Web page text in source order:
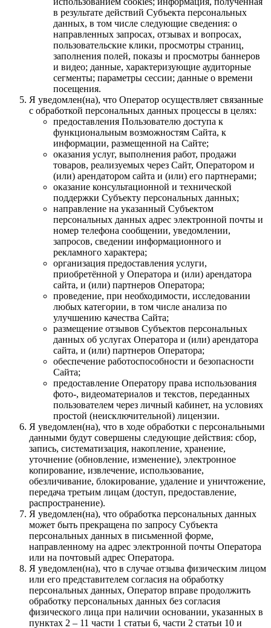
в результате действий Субъекта персональных
данных, в том числе следующие сведения: о
направленных запросах, отзывах и вопросах,
пользовательские клики, просмотры страниц,
заполнения полей, показы и просмотры баннеров
и видео; данные, характеризующие аудиторные
сегменты; параметры сессии; данные о времени
посещения.
Я уведомлен(на), что Оператор осуществляет связанные
с обработкой персональных данных процессы в целях:
предоставления Пользователю доступа к
функциональным возможностям Сайта, к
информации, размещенной на Сайте;
оказания услуг, выполнения работ, продажи
товаров, реализуемых через Сайт, Оператором и
(или) арендатором сайта и (или) его партнерами;
оказание консультационной и технической
поддержки Субъекту персональных данных;
направление на указанный Субъектом
персональных данных адрес электронной почты и
номер телефона сообщении, уведомлении,
запросов, сведении информационного и
рекламного характера;
организация предоставления услуги,
приобретённой у Оператора и (или) арендатора
сайта, и (или) партнеров Оператора;
проведение, при необходимости, исследовании
любых категории, в том числе анализа по
улучшению качества Сайта;
размещение отзывов Субъектов персональных
данных об услугах Оператора и (или) арендатора
сайта, и (или) партнеров Оператора;
обеспечение работоспособности и безопасности
Сайта;
предоставление Оператору права использования
фото-, видеоматериалов и текстов, переданных
пользователем через личный кабинет, на условиях
простой (неисключительной) лицензии.
Я уведомлен(на), что в ходе обработки с персональными
данными будут совершены следующие действия: сбор,
запись, систематизация, накопление, хранение,
уточнение (обновление, изменение), электронное
копирование, извлечение, использование,
обезличивание, блокирование, удаление и уничтожение,
передача третьим лицам (доступ, предоставление,
распространение).
Я уведомлен(на), что обработка персональных данных
может быть прекращена по запросу Субъекта
персональных данных в письменной форме,
направленному на адрес электронной почты Оператора
или на почтовый адрес Оператора.
Я уведомлен(на), что в случае отзыва физическим лицом
или его представителем согласия на обработку
персональных данных, Оператор вправе продолжить
обработку персональных данных без согласия
физического лица при наличии основании, указанных в
пунктах 2 – 11 части 1 статьи 6, части 2 статьи 10 и